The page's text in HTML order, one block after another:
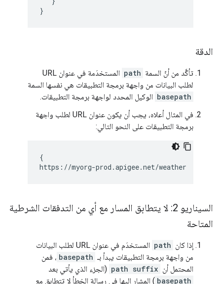
}
الدقة
تأكَّد من أنّ السمة path
المستخدَمة في عنوان URL
لطلب البيانات من واجهة برمجة التطبيقات هي نفسها السمة
basepath الوكيل المحدد لواجهة برمجة التطبيقات.
في المثال أعلاه، يجب أن يكون عنوان URL لطلب واجهة
برمجة التطبيقات على النحو التالي:
{
https://myorg-prod.apigee.net/weather
السيناريو 2: لا يتطابق المسار مع أي من التدفقات الشرطية
المتاحة
إذا كان path
المستخدَم في عنوان URL لطلب البيانات
من واجهة برمجة التطبيقات يبدأ بـ basepath ، فمن
المحتمل أن path suffix (الجزء الذي يأتي بعد
basepath ) المشار إليها في رسالة الخطأ لا تتطابق مع